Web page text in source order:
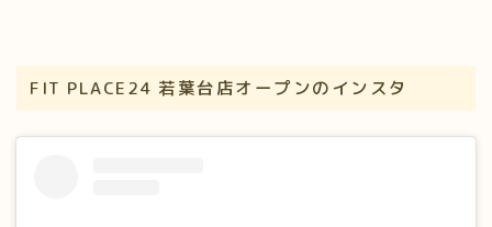
FIT PLACE24 若葉台店オープンのインスタ